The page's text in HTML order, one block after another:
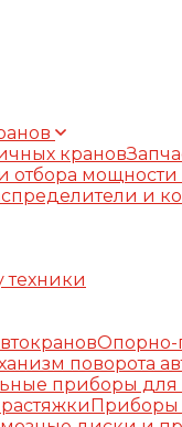
кранов
отбора
и
техники
Опорно-
поворота
приборы для
Приборы